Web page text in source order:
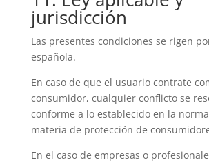
jurisdicción
Las presentes condiciones se rigen
española.
En caso de que el usuario contrate
consumidor, cualquier conflicto se
conforme a lo establecido en la
materia de protección de
En el caso de empresas o